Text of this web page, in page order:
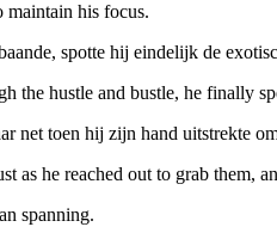
maintain his focus.
spotte hij eindelijk de
the hustle and bustle, he finally
net toen hij zijn hand uitstrekte
as he reached out to grab them,
spanning.